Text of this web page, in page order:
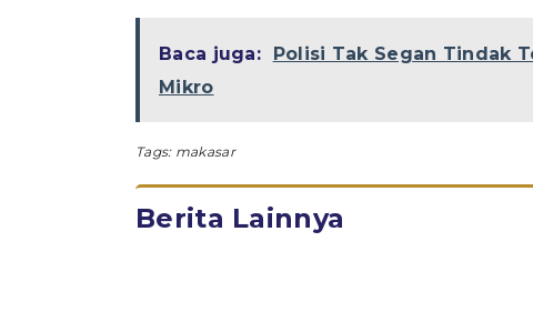
Baca juga:
Polisi Tak Segan Tindak
Mikro
Tags: makasar
Berita Lainnya